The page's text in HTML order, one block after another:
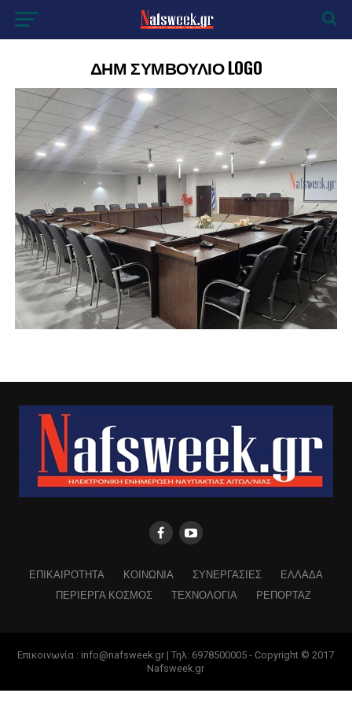
ΔΗΜ ΣΥΜΒΟΥΛΙΟ LOGO
ΕΠΙΚΑΙΡΟΤΗΤΑ ΚΟΙΝΩΝΙΑ ΣΥΝΕΡΓΑΣΙΕΣ
ΕΛΛΑΔΑ
ΠΕΡΙΕΡΓΑ ΚΟΣΜΟΣ
ΤΕΧΝΟΛΟΓΙΑ ΡΕΠΟΡΤΑΖ
Επικοινωνία : info@nafsweek.gr | Τηλ: 6978500005 - Copyright © 2017
Nafsweek.gr